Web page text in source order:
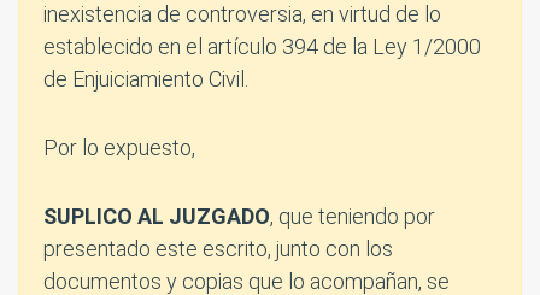
inexistencia de controversia, en virtud de lo
establecido en el artículo 394 de la Ley 1/2000
de Enjuiciamiento Civil.
Por lo expuesto,
SUPLICO AL JUZGADO, que teniendo por
presentado este escrito, junto con los
documentos y copias que lo acompañan, se